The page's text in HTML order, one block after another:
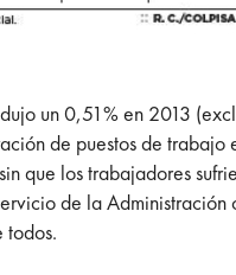
un 0,51% en 2013
de puestos de
los trabajadores
de la
todos.